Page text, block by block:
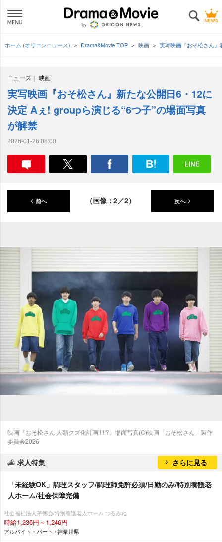
ホーム (オリコンニュース) Drama&Movie TOP 映画 実写映画『おそ松さん』
ニュース 映画
実写映画『おそ松さん』新たな公開日6・12に
決定 Aぇ! groupら演じる“6つ子”の場面写真
が解禁
2026-01-26 08:00
前へ （画像：2／2） 次へ
映画『おそ松さん 人類クズ化計画!!!!!?』場面写真(C)映画「おそ松さん」製作
委員会2026
求人特集 さらに見る
「未経験OK」調理スタッフ/調理師免許必須/日勤のみ/特別養護老
人ホーム/社会保障完備
社会福祉法人茅徳会/特別養護老人ホーム つるみね
時給1,236円～1,246円
アルバイト・パート / 神奈川県